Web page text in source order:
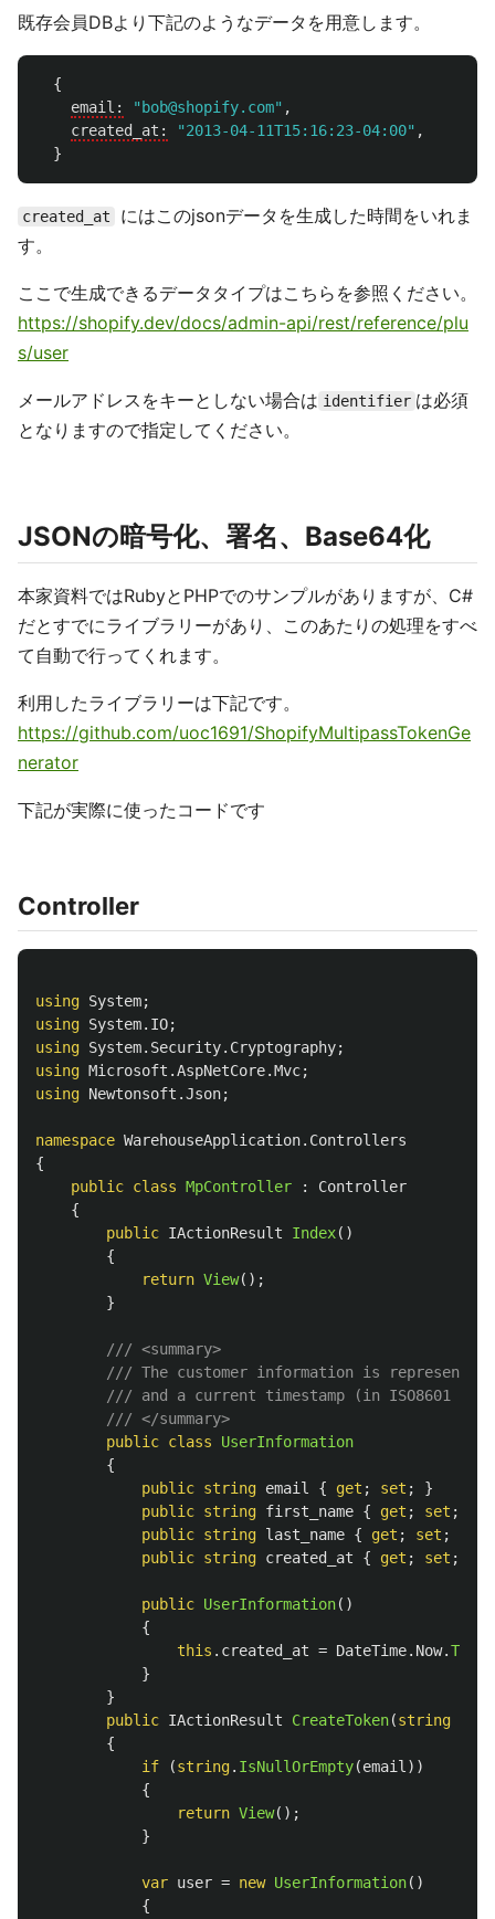
既存会員DBより下記のようなデータを用意します。
{
email:
"bob@shopify.com" ,
created_at:
"2013-04-11T15:16:23-04:00" ,
}
created_at
にはこのjsonデータを生成した時間をいれま
す。
ここで生成できるデータタイプはこちらを参照ください。
https://shopify.dev/docs/admin-api/rest/reference/plu
s/user
メールアドレスをキーとしない場合は identifier は必須
となりますので指定してください。
JSONの暗号化、署名、Base64化
本家資料ではRubyとPHPでのサンプルがありますが、C#
だとすでにライブラリーがあり、このあたりの処理をすべ
て自動で行ってくれます。
利用したライブラリーは下記です。
https://github.com/uoc1691/ShopifyMultipassTokenGe
nerator
下記が実際に使ったコードです
Controller
using System;
using System.IO;
using System.Security.Cryptography;
using Microsoft.AspNetCore.Mvc;
using Newtonsoft.Json;
namespace WarehouseApplication.Controllers
{
public class MpController :
Controller
{
public IActionResult Index()
{
return View();
}
/// <summary>
/// The customer information is
/// and a current timestamp (in ISO8601
/// </summary>
public class
UserInformation
{
public string email { get ; set ;
}
public string first_name { get ; set ;
public string last_name { get ; set ;
public string created_at { get ; set ;
public UserInformation()
{
this . created_at = DateTime. Now.
}
}
public IActionResult CreateToken(string
{
if
(string. IsNullOrEmpty(email ))
{
return View();
}
var user = new UserInformation()
{